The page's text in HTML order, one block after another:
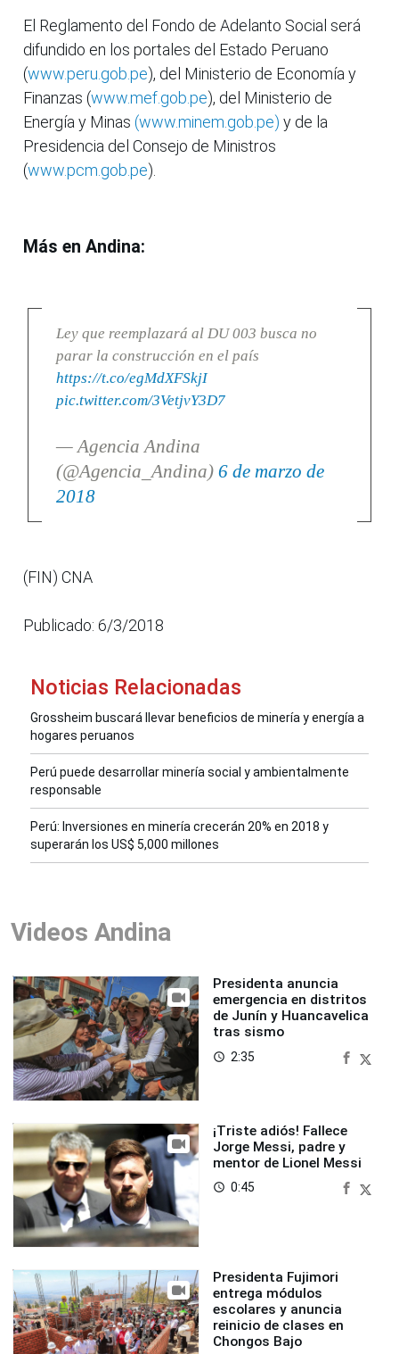
El Reglamento del Fondo de Adelanto Social será
difundido en los portales del Estado Peruano
(www.peru.gob.pe), del Ministerio de Economía y
Finanzas (www.mef.gob.pe), del Ministerio de
Energía y Minas (www.minem.gob.pe) y de la
Presidencia del Consejo de Ministros
(www.pcm.gob.pe).
Más en Andina:
Ley que reemplazará al DU 003 busca no
parar la construcción en el país
https://t.co/egMdXFSkjI
pic.twitter.com/3VetjvY3D7
— Agencia Andina
(@Agencia_Andina) 6 de marzo de
2018
(FIN) CNA
Publicado: 6/3/2018
Noticias Relacionadas
Grossheim buscará llevar beneficios de minería y energía a
hogares peruanos
Perú puede desarrollar minería social y ambientalmente
responsable
Perú: Inversiones en minería crecerán 20% en 2018 y
superarán los US$ 5,000 millones
Videos Andina
Presidenta anuncia
emergencia en distritos
de Junín y Huancavelica
tras sismo
access_time 2:35
¡Triste adiós! Fallece
Jorge Messi, padre y
mentor de Lionel Messi
access_time 0:45
Presidenta Fujimori
entrega módulos
escolares y anuncia
reinicio de clases en
Chongos Bajo